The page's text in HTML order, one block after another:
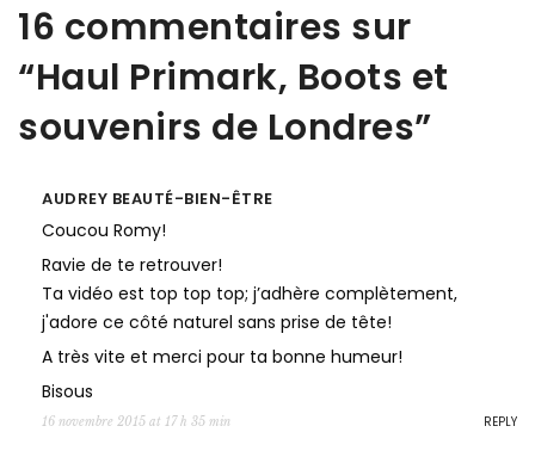
16 commentaires sur
“Haul Primark, Boots et
souvenirs de Londres”
AUDREY BEAUTÉ-BIEN-ÊTRE
Coucou Romy!
Ravie de te retrouver!
Ta vidéo est top top top; j’adhère complètement,
j'adore ce côté naturel sans prise de tête!
A très vite et merci pour ta bonne humeur!
Bisous
16 novembre 2015 at 17 h 35 min REPLY